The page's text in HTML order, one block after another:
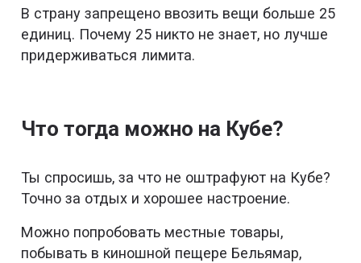
В страну запрещено ввозить вещи больше 25
единиц. Почему 25 никто не знает, но лучше
придерживаться лимита.
Что тогда можно на Кубе?
Ты спросишь, за что не оштрафуют на Кубе?
Точно за отдых и хорошее настроение.
Можно попробовать местные товары,
побывать в киношной пещере Бельямар,